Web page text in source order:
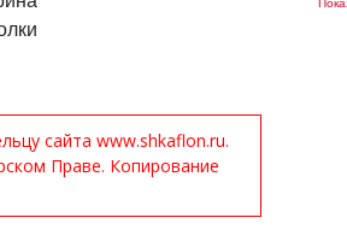
сайта www.shkaflon.ru.
Праве. Копирование